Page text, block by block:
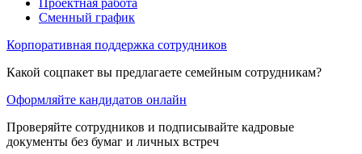
Сменный график
Корпоративная поддержка сотрудников
Какой соцпакет вы предлагаете семейным сотрудникам?
Оформляйте кандидатов онлайн
Проверяйте сотрудников и подписывайте кадровые
документы без бумаг и личных встреч